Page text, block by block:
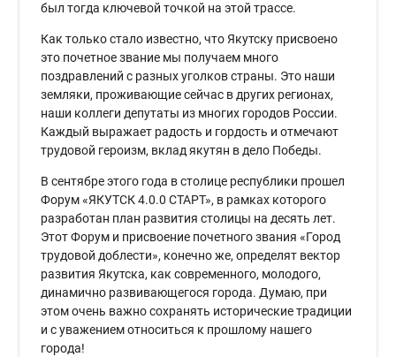
был тогда ключевой точкой на этой трассе.
Как только стало известно, что Якутску присвоено
это почетное звание мы получаем много
поздравлений с разных уголков страны. Это наши
земляки, проживающие сейчас в других регионах,
наши коллеги депутаты из многих городов России.
Каждый выражает радость и гордость и отмечают
трудовой героизм, вклад якутян в дело Победы.
В сентябре этого года в столице республики прошел
Форум «ЯКУТСК 4.0.0 СТАРТ», в рамках которого
разработан план развития столицы на десять лет.
Этот Форум и присвоение почетного звания «Город
трудовой доблести», конечно же, определят вектор
развития Якутска, как современного, молодого,
динамично развивающегося города. Думаю, при
этом очень важно сохранять исторические традиции
и с уважением относиться к прошлому нашего
города!